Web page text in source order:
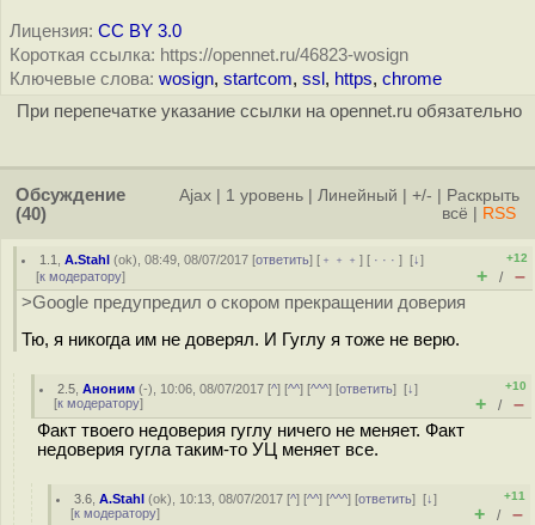
Лицензия: CC BY 3.0
Короткая ссылка: https://opennet.ru/46823-wosign
Ключевые слова: wosign, startcom, ssl , https, chrome
При перепечатке указание ссылки на opennet.ru обязательно
Обсуждение
(40)
Ajax 1 уровень Линейный +/-
Раскрыть
всё
RSS
1.1 ,A.Stahl (ok), 08:49, 08/07/2017 [ответить] [ ﹢﹢﹢] [ · · ·][↓]
[к модератору]
+12
+ / –
>Google предупредил о скором прекращении доверия
Тю, я никогда им не доверял. И Гуглу я тоже не верю.
2.5 ,Аноним (-), 10:06, 08/07/2017 [^] [^^] [^^^] [ответить][↓]
[к модератору]
+10
+ / –
Факт твоего недоверия гуглу ничего не меняет. Факт
недоверия гугла таким-то УЦ меняет все.
3.6 ,A.Stahl (ok), 10:13, 08/07/2017 [^] [^^] [^^^] [ответить][↓]
[к модератору]
+11
+ / –